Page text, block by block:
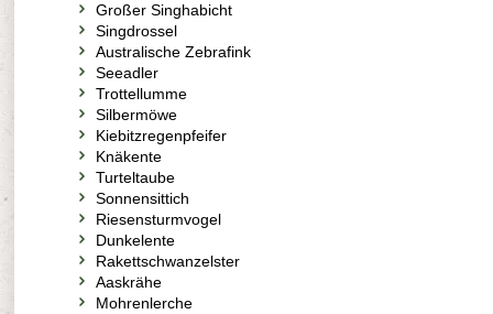
Großer Singhabicht
Singdrossel
Australische Zebrafink
Seeadler
Trottellumme
Silbermöwe
Kiebitzregenpfeifer
Knäkente
Turteltaube
Sonnensittich
Riesensturmvogel
Dunkelente
Rakettschwanzelster
Aaskrähe
Mohrenlerche